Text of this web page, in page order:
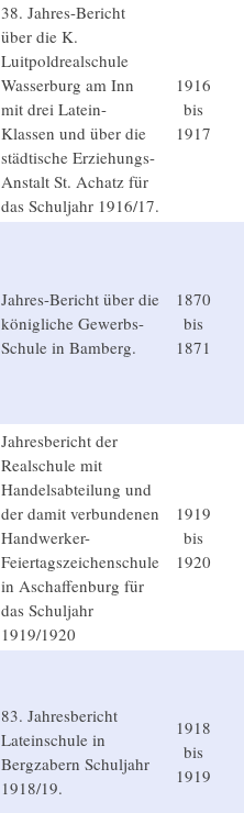
38. Jahres-Bericht
über die K.
Luitpoldrealschule
Wasserburg am Inn
mit drei Latein-
Klassen und über die
städtische Erziehungs-
Anstalt St. Achatz für
das Schuljahr 1916/17.
1916
bis
1917
Jahres-Bericht über die
königliche Gewerbs-
Schule in Bamberg.
1870
bis
1871
Jahresbericht der
Realschule mit
Handelsabteilung und
der damit verbundenen
Handwerker-
Feiertagszeichenschule
in Aschaffenburg für
das Schuljahr
1919/1920
1919
bis
1920
83. Jahresbericht
Lateinschule in
Bergzabern Schuljahr
1918/19.
1918
bis
1919